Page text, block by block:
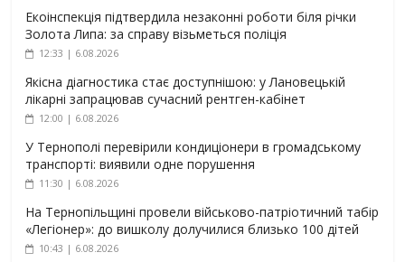
Екоінспекція підтвердила незаконні роботи біля річки
Золота Липа: за справу візьметься поліція
12:33 | 6.08.2026
Якісна діагностика стає доступнішою: у Лановецькій
лікарні запрацював сучасний рентген-кабінет
12:00 | 6.08.2026
У Тернополі перевірили кондиціонери в громадському
транспорті: виявили одне порушення
11:30 | 6.08.2026
На Тернопільщині провели військово-патріотичний табір
«Легіонер»: до вишколу долучилися близько 100 дітей
10:43 | 6.08.2026